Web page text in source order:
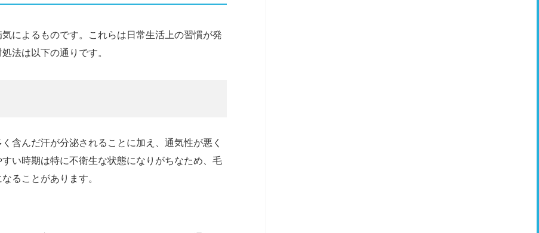
によるものです。これらは日常生活上の習慣が発
法は以下の通りです。
含んだ汗が分泌されることに加え、通気性が悪く
い時期は特に不衛生な状態になりがちなため、毛
ることがあります。